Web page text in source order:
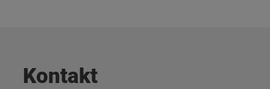
Kontakt